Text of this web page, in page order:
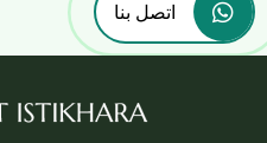
اتصل بنا